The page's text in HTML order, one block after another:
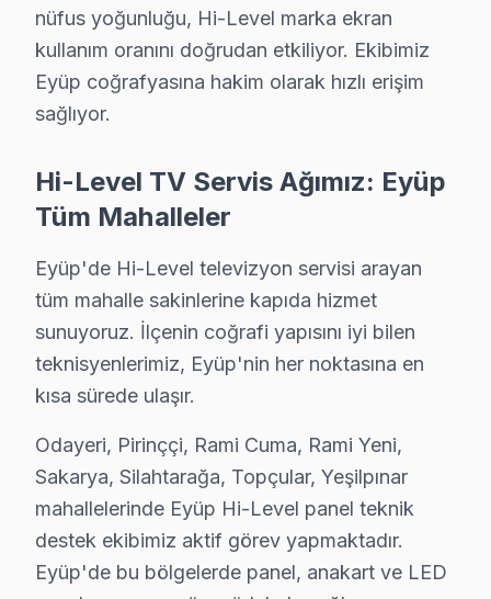
Eyüp Hi-Level TV Servis Hizmet Bölgesi
Eyüp bölgesine kapıya gelen Hi-Level TV tamir servisi
nüfus yoğunluğu, Hi-Level marka ekran
kullanım oranını doğrudan etkiliyor. Ekibimiz
Eyüp coğrafyasına hakim olarak hızlı erişim
sağlıyor.
Hi-Level TV Servis Ağımız: Eyüp
Tüm Mahalleler
Eyüp'de Hi-Level televizyon servisi arayan
tüm mahalle sakinlerine kapıda hizmet
sunuyoruz. İlçenin coğrafi yapısını iyi bilen
teknisyenlerimiz, Eyüp'nin her noktasına en
kısa sürede ulaşır.
Odayeri, Pirinççi, Rami Cuma, Rami Yeni,
Sakarya, Silahtarağa, Topçular, Yeşilpınar
mahallelerinde Eyüp Hi-Level panel teknik
destek ekibimiz aktif görev yapmaktadır.
Eyüp'de bu bölgelerde panel, anakart ve LED